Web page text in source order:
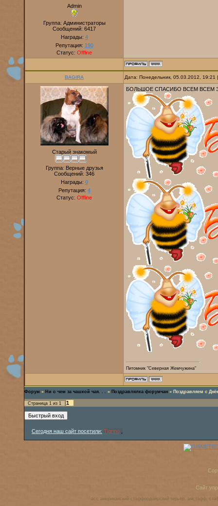
Admin
Группа: Администраторы
Сообщений: 6417
Награды: 4
Репутация: 190
Статус: Offline
BAGIRA Дата: Понедельник, 05.03.2012,
Старый знакомый
Группа: Верные друзья
Сообщений: 346
Награды: 0
Репутация: 4
Статус: Offline
БОЛЬШОЕ СПАСИБО ВСЕМ ВСЕМ
Питомник "Северная Жемчужина"
Форум » Ни о чем за чашкой чая. . . » Поздравлялка форумчан » Поздравляем с
Страница 1 из 1 1
Сегодня наш сайт посетили: Tigrino
Сайт
аст, американский стаффордширский терьер, амстафф,